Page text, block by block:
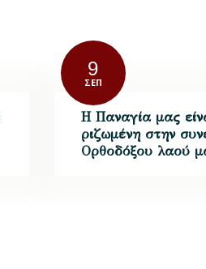
9
ΣΕΠ
Η Παναγία μας
ριζωμένη στην
Ορθοδόξου λαού